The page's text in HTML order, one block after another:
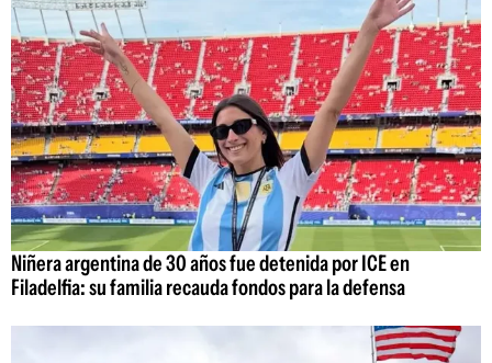
Niñera argentina de 30 años fue detenida por ICE en
Filadelfia: su familia recauda fondos para la defensa